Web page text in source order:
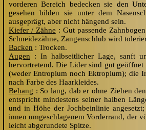
vorderen Bereich bedecken sie den
gesehen bilden sie unter dem
ausgeprägt, aber nicht hängend sein.
Kiefer / Zähne : Gut passende
Schneidezähne, Zangenschlub wird
Backen : Trocken.
Augen : In halbseitlicher Lage, sanft
hervortretend. Die Lider sind gut
(weder Entropium noch Ektropium); die
nach Farbe des Haarkleides.
Behang : So lang, dab er ohne Ziehen
entspricht mindestens seiner halben
und in Höhe der Jochbeinlinie
innen umgeschlagenem Vorderrand, der
leicht abgerundete Spitze.